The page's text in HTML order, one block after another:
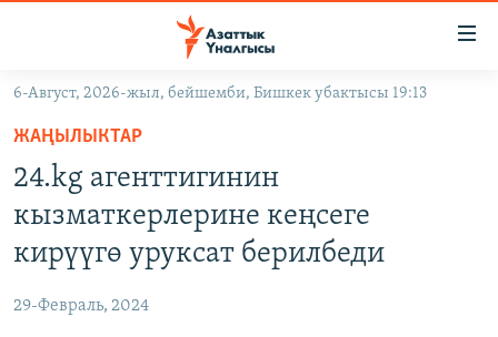
Навигацияга
өтүңүз
Издөөгө
салыңыз
КЫРГЫЗСТАН
КЫРГЫЗСТАН
МАДАНИЯТ
ДҮЙНӨ
ТВ ПРОГРАММАЛАР
6-Август, 2026-жыл, бейшемби, Бишкек убактысы 19:13
ЖАҢЫЛЫКТАР
24.kg агенттигинин
кызматкерлерине кеңсеге
кирүүгө уруксат берилбеди
29-Февраль, 2024